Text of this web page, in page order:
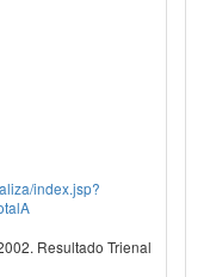
index.jsp?
Resultado Trienal